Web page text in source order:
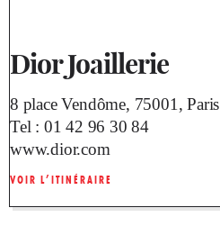
Dior Joaillerie
8 place Vendôme, 75001, Paris
Tel : 01 42 96 30 84
www.dior.com
VOIR L’ITINÉRAIRE